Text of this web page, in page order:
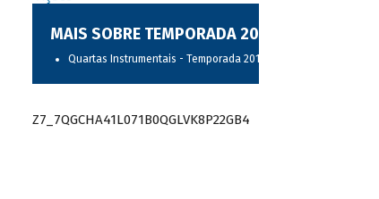
MAIS SOBRE TEMPORADA 2017
Quartas Instrumentais - Temporada 2017
Z7_7QGCHA41L071B0QGLVK8P22GB4